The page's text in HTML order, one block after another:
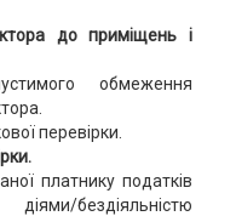
до приміщень і
обмеження
перевірки.
платнику податків
бездіяльністю